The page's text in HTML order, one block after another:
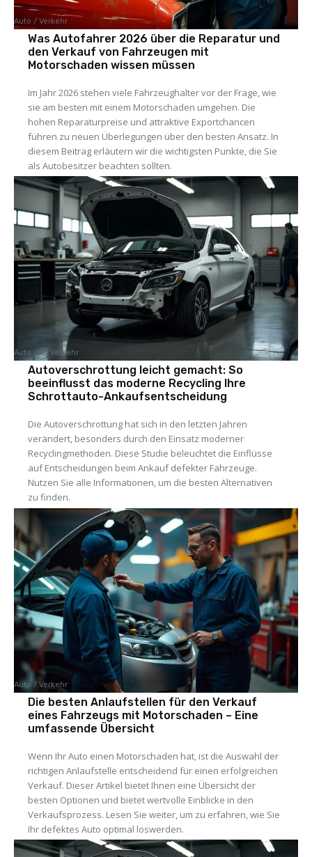
Auto / Verkehr
Was Autofahrer 2026 über die Reparatur und
den Verkauf von Fahrzeugen mit
Motorschaden wissen müssen
Im Jahr 2026 stehen viele Fahrzeughalter vor der Frage, wie
sie am besten mit einem Motorschaden umgehen. Die
hohen Reparaturpreise und attraktive Exportchancen
führen zu neuen Überlegungen über den besten Ansatz. In
diesem Beitrag erläutern wir die wichtigsten Punkte, die Sie
als Autobesitzer beachten sollten.
Auto und Verkehr
Autoverschrottung leicht gemacht: So
beeinflusst das moderne Recycling Ihre
Schrottauto-Ankaufsentscheidung
Die Autoverschrottung hat sich in den letzten Jahren
verändert, besonders durch den Einsatz moderner
Recyclingmethoden. Diese Studie beleuchtet die Einflüsse
auf Entscheidungen beim Ankauf defekter Fahrzeuge.
Nutzen Sie alle Informationen, um die besten Alternativen
zu finden.
Auto / Verkehr
Die besten Anlaufstellen für den Verkauf
eines Fahrzeugs mit Motorschaden – Eine
umfassende Übersicht
Wenn Ihr Auto einen Motorschaden hat, ist die Auswahl der
richtigen Anlaufstelle entscheidend für einen erfolgreichen
Verkauf. Dieser Artikel bietet Ihnen eine Übersicht der
besten Optionen und bietet wertvolle Einblicke in den
Verkaufsprozess. Lesen Sie weiter, um zu erfahren, wie Sie
Ihr defektes Auto optimal loswerden.